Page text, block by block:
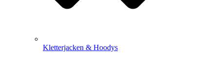
Kletterjacken & Hoodys